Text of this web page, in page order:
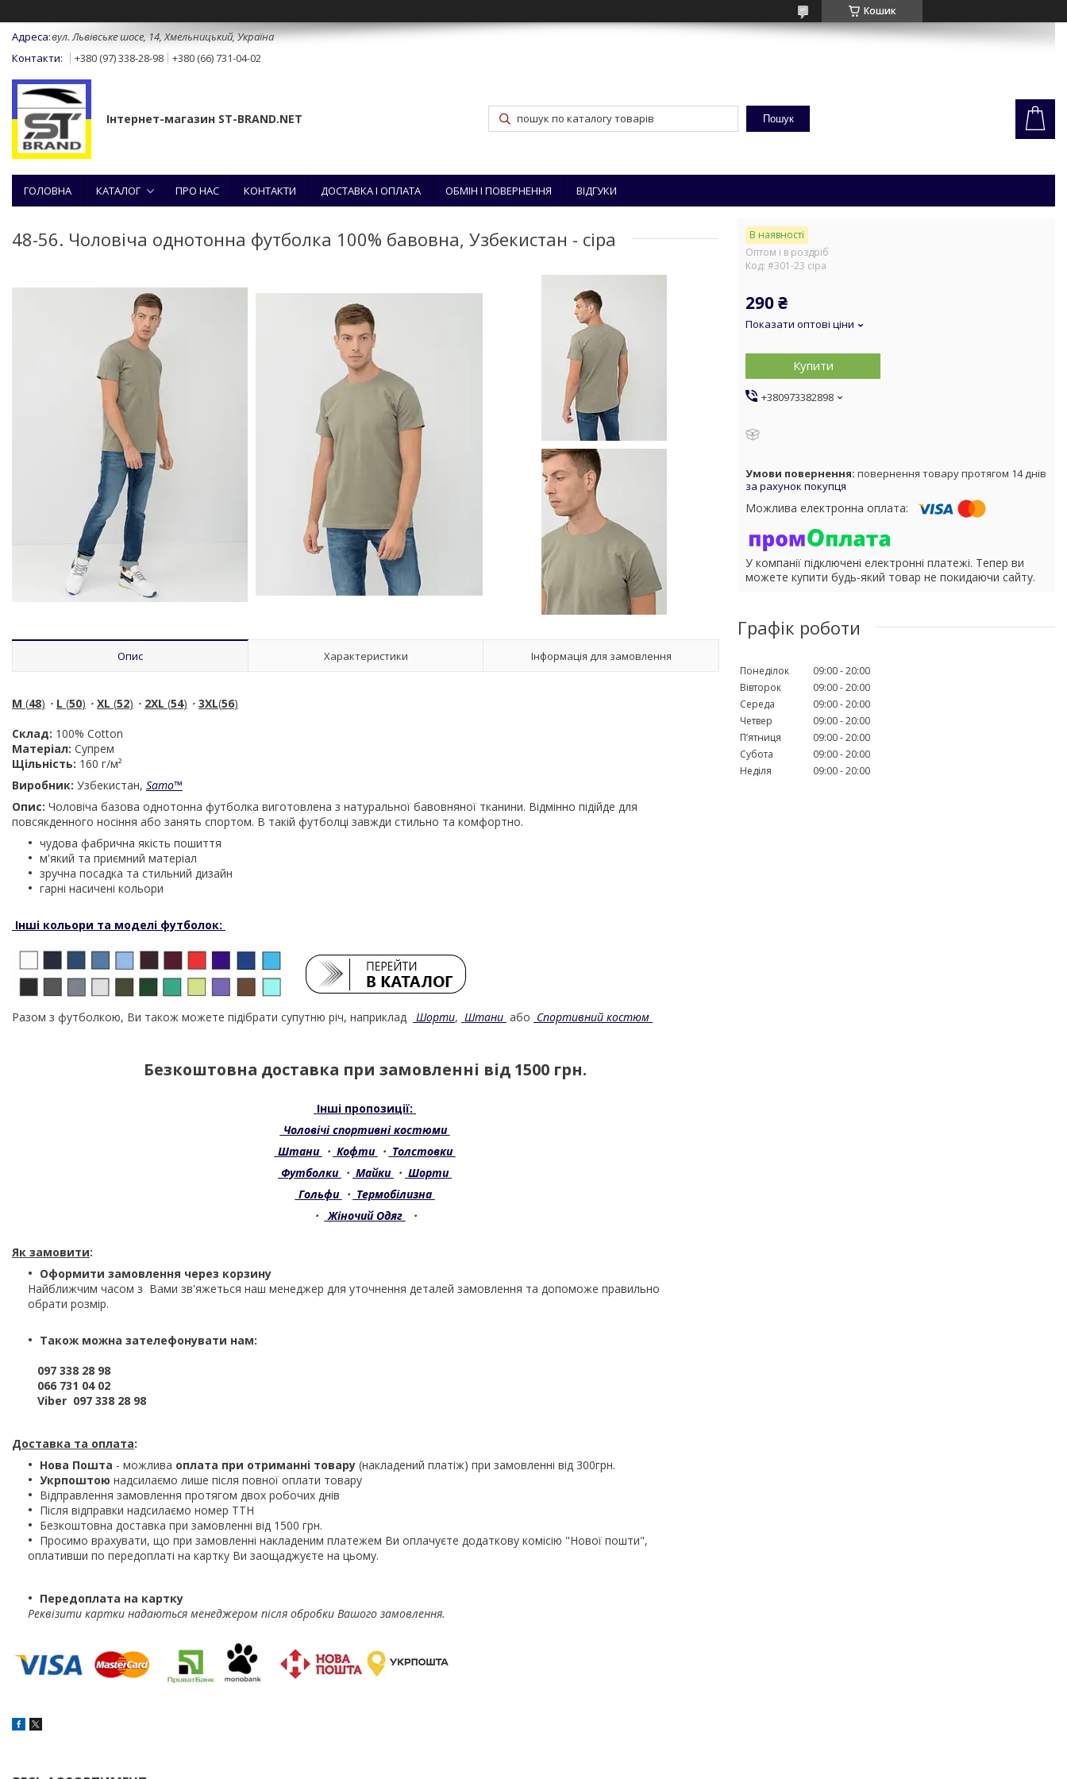
Кошик
вул. Львівське шосе, 14, Хмельницький, Україна
+380 (97) 338-28-98
+380 (66) 731-04-02
Інтернет-магазин ST-BRAND.NET Пошук
ГОЛОВНА КАТАЛОГ ПРО НАС КОНТАКТИ ДОСТАВКА І ОПЛАТА ОБМІН І ПОВЕРНЕННЯ ВІДГУКИ
48-56. Чоловіча однотонна футболка 100% бавовна, Узбекистан - сіра
Опис Характеристики Інформація для замовлення
M (48) ・ L (50) ・ XL (52) ・ 2XL (54) ・ 3XL(56)
Склад: 100% Cotton
Матеріал: Супрем
Щільність: 160 г/м²
Виробник: Узбекистан, Samo™
Опис: Чоловіча базова однотонна футболка виготовлена з натуральної бавовняної тканини. Відмінно підійде для
повсякденного носіння або занять спортом. В такій футболці завжди стильно та комфортно.
чудова фабрична якість пошиття
м'який та приємний матеріал
зручна посадка та стильний дизайн
гарні насичені кольори
Інші кольори та моделі футболок:
Разом з футболкою, Ви також можете підібрати супутню річ, наприклад Шорти, Штани або Спортивний костюм
Безкоштовна доставка при замовленні від 1500 грн.
Інші пропозиції:
Чоловічі спортивні костюми
Штани ・ Кофти ・ Толстовки
Футболки ・ Майки ・ Шорти
Гольфи ・ Термобілизна
・ Жіночий Одяг ・
Як замовити:
Оформити замовлення через корзину
Найближчим часом з Вами зв'яжеться наш менеджер для уточнення деталей замовлення та допоможе правильно
обрати розмір.
Також можна зателефонувати нам:
097 338 28 98
066 731 04 02
Viber 097 338 28 98
Доставка та оплата:
Нова Пошта - можлива оплата при отриманні товару (накладений платіж) при замовленні від 300грн.
Укрпоштою надсилаємо лише після повної оплати товару
Відправлення замовлення протягом двох робочих днів
Після відправки надсилаємо номер ТТН
Безкоштовна доставка при замовленні від 1500 грн.
Просимо врахувати, що при замовленні накладеним платежем Ви оплачуєте додаткову комісію "Нової пошти",
оплативши по передоплаті на картку Ви заощаджуєте на цьому.
Передоплата на картку
Реквізити картки надаються менеджером після обробки Вашого замовлення.
В наявності
Оптом і в роздріб
Код: #301-23 сіра
290 ₴
Показати оптові ціни
Купити
+380973382898
повернення товару протягом 14 днів
за рахунок покупця
У компанії підключені електронні платежі. Тепер ви
можете купити будь-який товар не покидаючи сайту.
Графік роботи
Понеділок 09:00 20:00
Вівторок
09:00 20:00
Середа
09:00 20:00
Четвер
09:00 20:00
Пʼятниця
09:00 20:00
Субота
09:00 20:00
Неділя
09:00 20:00